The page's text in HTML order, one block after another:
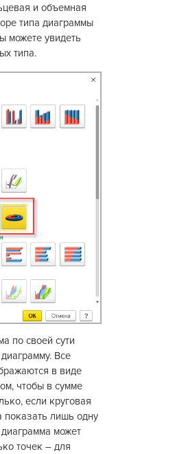
и объемная
типа диаграммы
можете увидеть
типа.
по своей сути
Все
в виде
чтобы в сумме
если круговая
показать лишь одну
диаграмма может
точек – для